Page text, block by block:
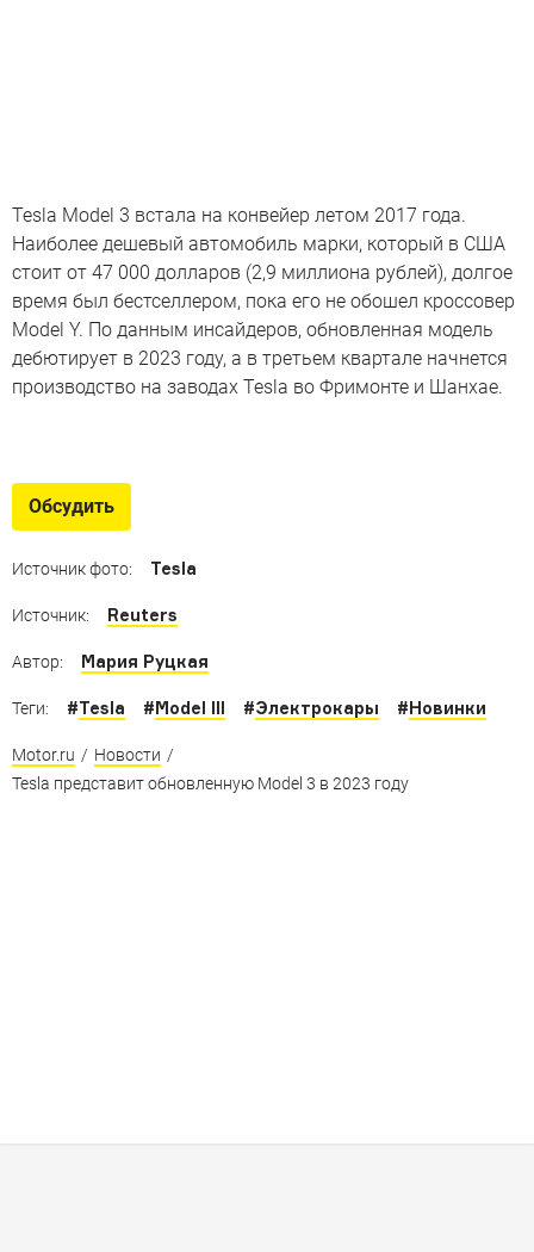
Tesla Model 3 встала на конвейер летом 2017 года.
Наиболее дешевый автомобиль марки, который в США
стоит от 47 000 долларов (2,9 миллиона рублей), долгое
время был бестселлером, пока его не обошел кроссовер
Model Y. По данным инсайдеров, обновленная модель
дебютирует в 2023 году, а в третьем квартале начнется
производство на заводах Tesla во Фримонте и Шанхае.
Автомобили, которые появились в России только
благодаря параллельному импорту
Обсудить
Источник фото: Tesla
Источник: Reuters
Автор: Мария Руцкая
Теги: #Tesla #Model III #Электрокары #Новинки
Motor.ru / Новости /
Tesla представит обновленную Model 3 в 2023 году